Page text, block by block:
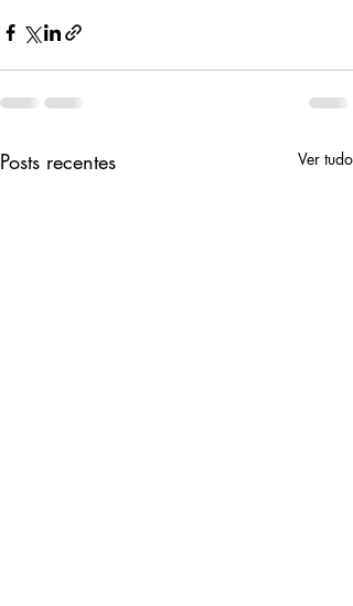
Posts recentes Ver tudo